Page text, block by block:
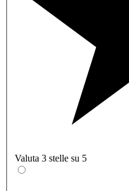
Valuta 3 stelle su 5